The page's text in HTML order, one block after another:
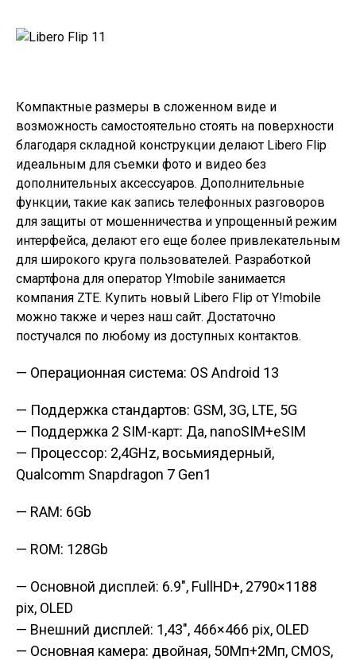
Компактные размеры в сложенном виде и
возможность самостоятельно стоять на поверхности
благодаря складной конструкции делают Libero Flip
идеальным для съемки фото и видео без
дополнительных аксессуаров. Дополнительные
функции, такие как запись телефонных разговоров
для защиты от мошенничества и упрощенный режим
интерфейса, делают его еще более привлекательным
для широкого круга пользователей. Разработкой
смартфона для оператор Y!mobile занимается
компания ZTE. Купить новый Libero Flip от Y!mobile
можно также и через наш сайт. Достаточно
постучался по любому из доступных контактов.
— Операционная система: OS Android 13
— Поддержка стандартов: GSM, 3G, LTE, 5G
— Поддержка 2 SIM-карт: Да, nanoSIM+eSIM
— Процессор: 2,4GHz, восьмиядерный,
Qualcomm Snapdragon 7 Gen1
— RAM: 6Gb
— ROM: 128Gb
— Основной дисплей: 6.9″, FullHD+, 2790×1188
pix, OLED
— Внешний дисплей: 1,43″, 466×466 pix, OLED
— Основная камера: двойная, 50Мп+2Мп, CMOS,